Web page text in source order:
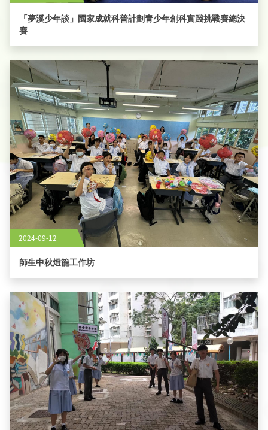
「夢溪少年談」國家成就科普計劃青少年創科實踐挑戰賽總決
賽
2024-09-12
師生中秋燈籠工作坊